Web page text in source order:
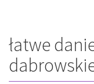
łatwe